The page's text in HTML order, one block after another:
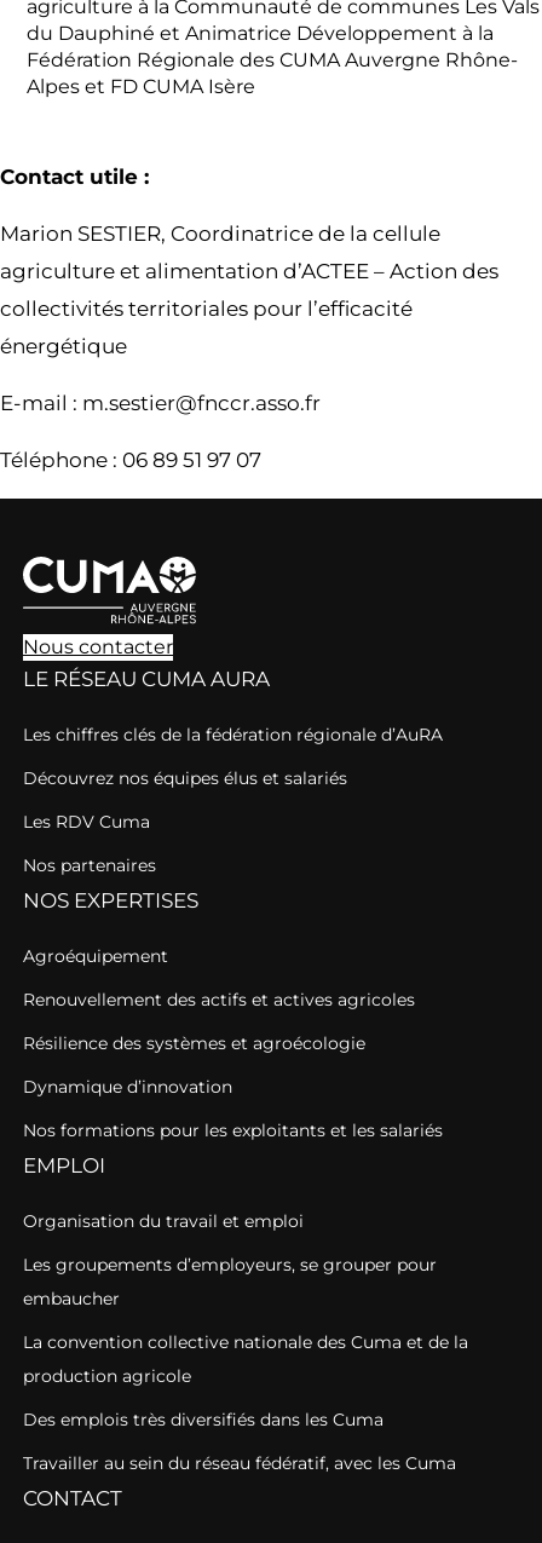
agriculture à la Communauté de communes Les Vals
du Dauphiné et Animatrice Développement à la
Fédération Régionale des CUMA Auvergne Rhône-
Alpes et FD CUMA Isère
Contact utile :
Marion SESTIER, Coordinatrice de la cellule
agriculture et alimentation d’ACTEE – Action des
collectivités territoriales pour l’efficacité
énergétique
E-mail : m.sestier@fnccr.asso.fr
Téléphone : 06 89 51 97 07
Nous contacter
LE RÉSEAU CUMA AURA
Les chiffres clés de la fédération régionale d’AuRA
Découvrez nos équipes élus et salariés
Les RDV Cuma
Nos partenaires
NOS EXPERTISES
Agroéquipement
Renouvellement des actifs et actives agricoles
Résilience des systèmes et agroécologie
Dynamique d’innovation
Nos formations pour les exploitants et les salariés
EMPLOI
Organisation du travail et emploi
Les groupements d’employeurs, se grouper pour
embaucher
La convention collective nationale des Cuma et de la
production agricole
Des emplois très diversifiés dans les Cuma
Travailler au sein du réseau fédératif, avec les Cuma
CONTACT